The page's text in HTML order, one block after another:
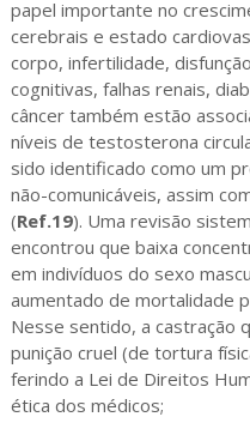
papel importante no
cerebrais e estado
corpo, infertilidade,
cognitivas, falhas renais,
câncer também estão
níveis de testosterona
sido identificado como um
não-comunicáveis, assim
(Ref.19). Uma revisão
encontrou que baixa
em indivíduos do sexo
aumentado de mortalidade
Nesse sentido, a castração
punição cruel (de tortura
ferindo a Lei de Direitos
ética dos médicos;